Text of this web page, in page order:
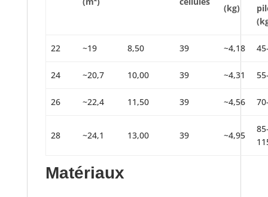
(kg)
22 ~19 8,50 39 ~4,18
24 ~20,7 10,00 39 ~4,31
26 ~22,4 11,50 39 ~4,56
28 ~24,1 13,00 39 ~4,95
Matériaux